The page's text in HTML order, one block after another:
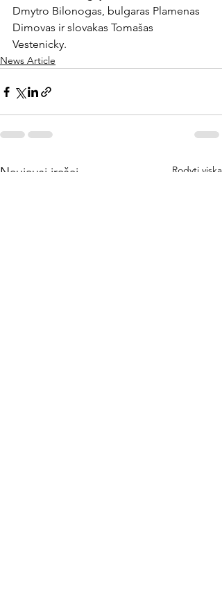
Dmytro Bilonogas, bulgaras Plamenas
Dimovas ir slovakas Tomašas
Vestenicky.
News Article
Naujausi įrašai Rodyti viską